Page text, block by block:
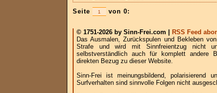
Seite von 0:
© 1751-2026 by Sinn-Frei.com |
RSS Feed
Das Ausmalen, Zurückspulen und Bekleben
Strafe und wird mit Sinnfreientzug nicht
selbstverständlich auch für komplett andere
direkten Bezug zu dieser Website.
Sinn-Frei ist meinungsbildend, polarisierend
Surfverhalten sind sinnvolle Folgen nicht